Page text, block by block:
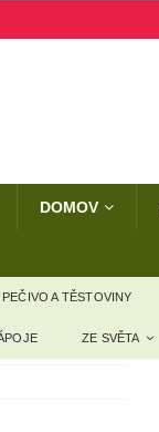
DOMOV
PEČIVO A TĚSTOVINY
ZE SVĚTA